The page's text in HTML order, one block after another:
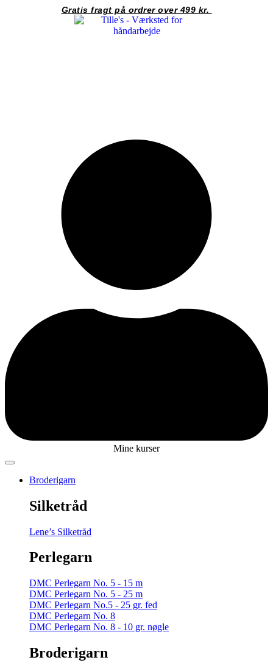
Gratis fragt på ordrer over 499 kr.
Mine kurser
Broderigarn
Silketråd
Lene’s Silketråd
Perlegarn
DMC Perlegarn No. 5 - 15 m
DMC Perlegarn No. 5 - 25 m
DMC Perlegarn No.5 - 25 gr. fed
DMC Perlegarn No. 8
DMC Perlegarn No. 8 - 10 gr. nøgle
Broderigarn